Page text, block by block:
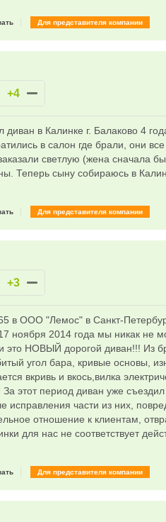
Для представителя компании
+4
в Калинке г. Балаково 4
в салон где брали, они
светлую (жена сначала
Теперь сыну собираюсь в
Для представителя компании
+3
в ООО "Лемос" в Санкт-
ноября 2014 года мы никак не
это НОВЫЙ дорогой диван!!! Из
угол бара, кривые основы,
вкривь и вкось,вилка
этот период диван уже
исправления части из них,
отношение к клиентам,
для нас не соответствует
Для представителя компании